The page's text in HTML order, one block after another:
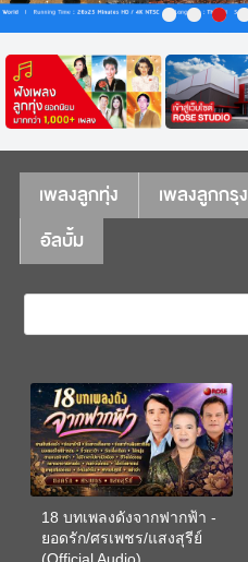
เพลงลูกทุ่ง เพลงลูกกรุง
อัลบั้ม
18 บทเพลงดังจากฟากฟ้า -
ยอดรัก/ศรเพชร/แสงสุรีย์